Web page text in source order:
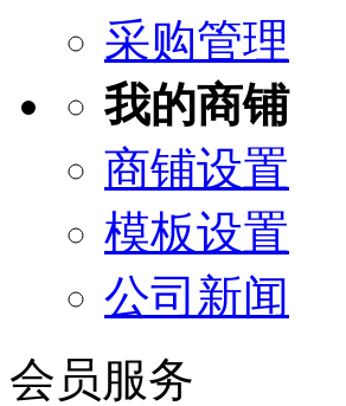
采购管理
我的商铺
商铺设置
模板设置
公司新闻
会员服务